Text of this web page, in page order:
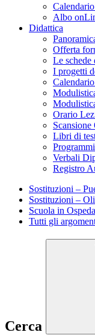
Albo
Didattica
Offerta
Le schede
I progetti
Orario
Scansione
Libri di
Verbali
Registro
Sostituzioni –
Sostituzioni –
Scuola in
Tutti gli
Cerca